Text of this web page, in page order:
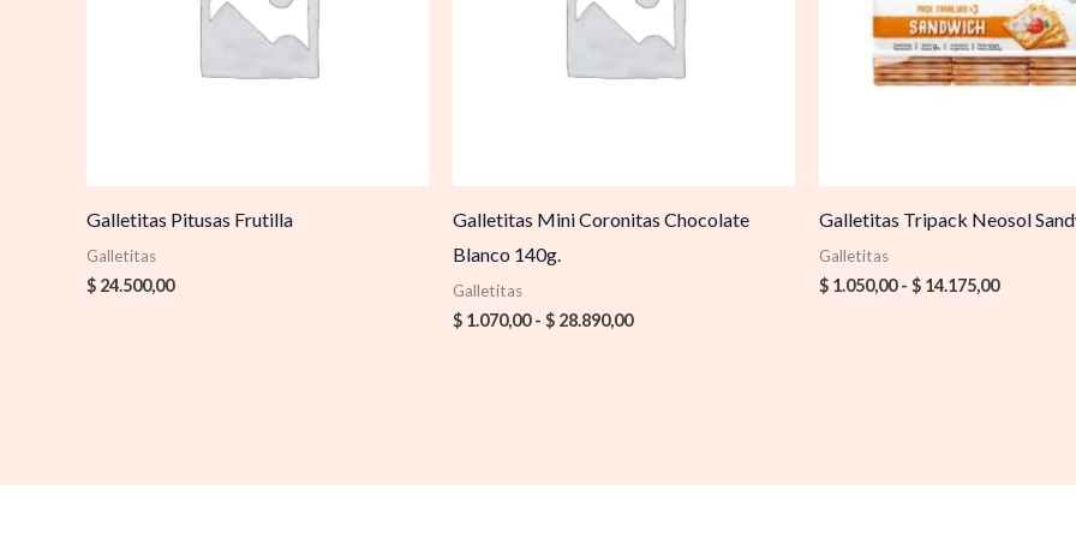
Galletitas Pitusas Frutilla
Galletitas
$ 24.500,00
Galletitas Mini Coronitas Chocolate
Blanco 140g.
Galletitas
$ 1.070,00 - $ 28.890,00
Galletitas Tripack Neosol
Galletitas
$ 1.050,00 - $ 14.175,00